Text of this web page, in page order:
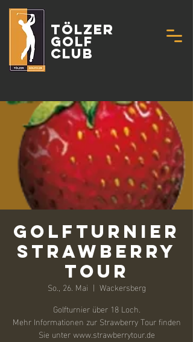
Tölzer
Golf
Club
Golfturnier
Strawberry
Tour
So., 26. Mai
  |
Wackersberg
Golfturnier über 18 Loch.
Mehr Informationen zur Strawberry Tour finden
Sie unter www.strawberrytour.de